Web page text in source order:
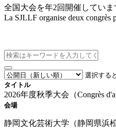
全国大会を年2回開催し
La SJLLF organise deux congrès
選択する
タイトル
2026年度秋季大会（Congrès
会場
静岡文化芸術大学（静岡県浜